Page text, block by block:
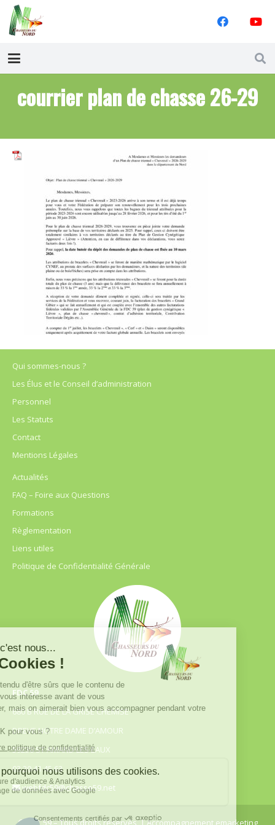
courrier plan de chasse 26-29
Qui sommes-nous ?
Les Élus et le Conseil d’administration
Personnel
Les Statuts
Contact
Mentions Légales
Actualités
FAQ – Foire aux Questions
Formations
Règlementation
Liens utiles
Politique de Confidentialité Générale
FDC 59
680 B RUE DE LA GRISE CHEMISE
DREVE NOTRE DAME D’AMOUR
59230 ST AMAND LES EAUX
03.20.41.45.63
webfdc59@chasse59.net
© FDC 59 – Tous droits réservés| Accompagnement emarketing